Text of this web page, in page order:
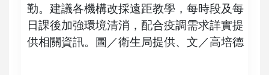
勤。建議各機構改採遠距教學，每時段及每
日課後加強環境清消，配合疫調需求詳實提
供相關資訊。圖／衛生局提供、文／高培德